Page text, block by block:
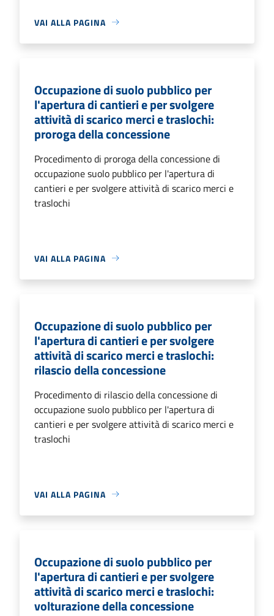
VAI ALLA PAGINA
Occupazione di suolo pubblico per
l'apertura di cantieri e per svolgere
attività di scarico merci e traslochi:
proroga della concessione
Procedimento di proroga della concessione di
occupazione suolo pubblico per l'apertura di
cantieri e per svolgere attività di scarico merci e
traslochi
VAI ALLA PAGINA
Occupazione di suolo pubblico per
l'apertura di cantieri e per svolgere
attività di scarico merci e traslochi:
rilascio della concessione
Procedimento di rilascio della concessione di
occupazione suolo pubblico per l'apertura di
cantieri e per svolgere attività di scarico merci e
traslochi
VAI ALLA PAGINA
Occupazione di suolo pubblico per
l'apertura di cantieri e per svolgere
attività di scarico merci e traslochi:
volturazione della concessione